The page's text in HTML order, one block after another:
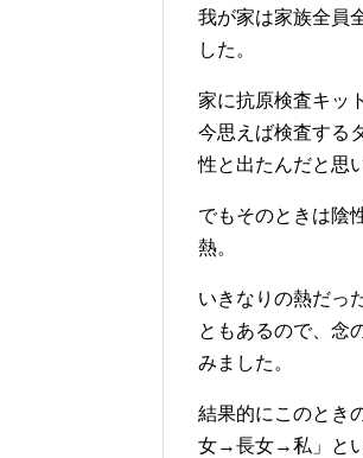
我が家は家族全員
した。
家に抗原検査キッ
今思えば検査する
性と出たんだと思
でもそのときは陰
熱。
いきなりの熱だっ
ともあるので、念
みました。
結果的にこのとき
女→長女→私」とい